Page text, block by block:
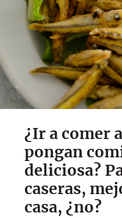
¿Ir a comer
pongan
deliciosa?
caseras,
casa, ¿no?